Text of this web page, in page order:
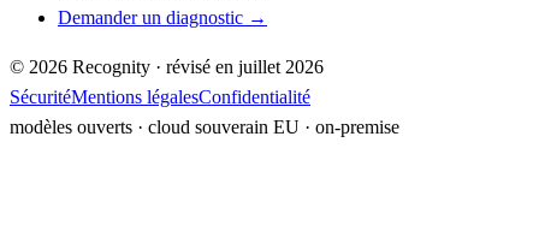
Demander un diagnostic →
© 2026 Recognity · révisé en juillet 2026
SécuritéMentions légalesConfidentialité
modèles ouverts · cloud souverain EU · on-premise